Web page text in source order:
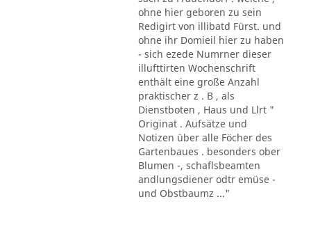
ohne hier geboren zu sein
Redigirt von illibatd Fürst. und
ohne ihr Domieil hier zu haben
- sich ezede Numrner dieser
illufttirten Wochenschrift
enthält eine große Anzahl
praktischer z . B , als
Dienstboten , Haus und Llrt "
Originat . Aufsätze und
Notizen über alle Föcher des
Gartenbaues . besonders ober
Blumen -, schaflsbeamten
andlungsdiener odtr emüse -
und Obstbaumz ..."